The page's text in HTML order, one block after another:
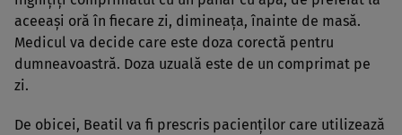
aceeaşi oră în fiecare zi, dimineaţa, înainte de masă.
Medicul va decide care este doza corectă pentru
dumneavoastră. Doza uzuală este de un comprimat pe
zi.
De obicei, Beatil va fi prescris pacienţilor care utilizează